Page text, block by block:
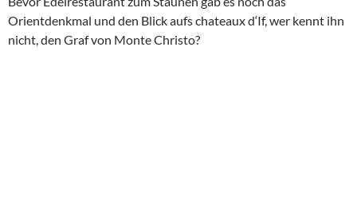
Orientdenkmal und den Blick aufs chateaux d‘If, wer kennt ihn
nicht, den Graf von Monte Christo?